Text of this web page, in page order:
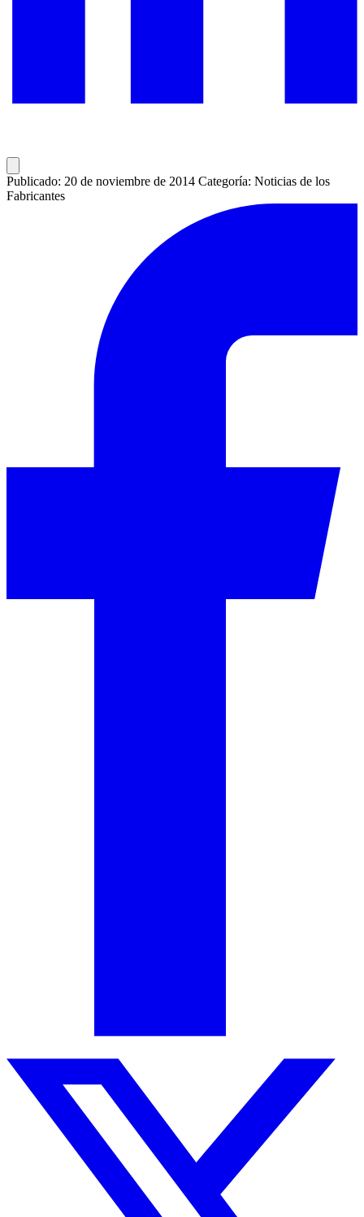
Publicado: 20 de noviembre de 2014 Categoría: Noticias de los
Fabricantes